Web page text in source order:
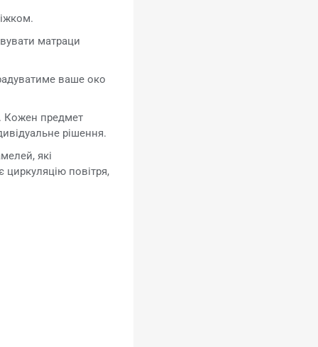
матраци
ваше око
Кожен предмет
рішення.
які
циркуляцію повітря,